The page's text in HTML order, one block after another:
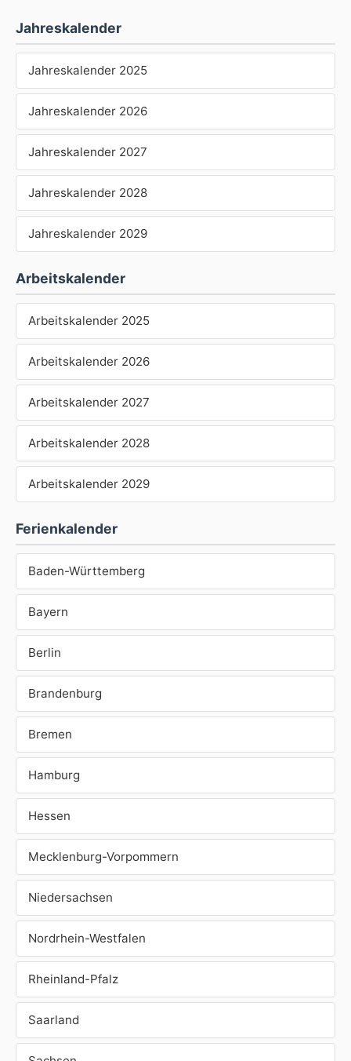
Jahreskalender
Jahreskalender 2025
Jahreskalender 2026
Jahreskalender 2027
Jahreskalender 2028
Jahreskalender 2029
Arbeitskalender
Arbeitskalender 2025
Arbeitskalender 2026
Arbeitskalender 2027
Arbeitskalender 2028
Arbeitskalender 2029
Ferienkalender
Baden-Württemberg
Bayern
Berlin
Brandenburg
Bremen
Hamburg
Hessen
Mecklenburg-Vorpommern
Niedersachsen
Nordrhein-Westfalen
Rheinland-Pfalz
Saarland